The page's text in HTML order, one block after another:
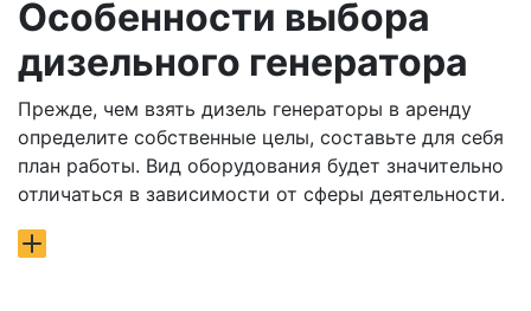
Особенности выбора
дизельного генератора
Прежде, чем взять дизель генераторы в аренду
определите собственные целы, составьте для себя
план работы. Вид оборудования будет значительно
отличаться в зависимости от сферы деятельности.